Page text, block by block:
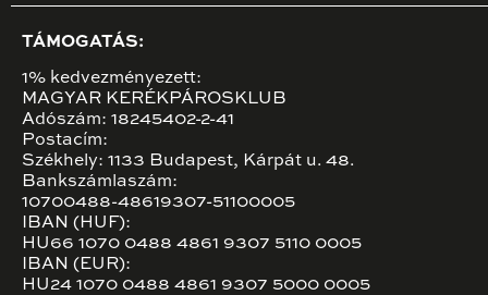
TÁMOGATÁS:
1% kedvezményezett:
MAGYAR KERÉKPÁROSKLUB
Adószám: 18245402-2-41
Postacím:
Székhely: 1133 Budapest, Kárpát u. 48.
Bankszámlaszám:
10700488-48619307-51100005
IBAN (HUF):
HU66 1070 0488 4861 9307 5110 0005
IBAN (EUR):
HU24 1070 0488 4861 9307 5000 0005